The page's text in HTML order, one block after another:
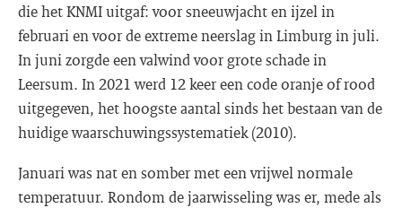
die het KNMI uitgaf: voor sneeuwjacht en ijzel in
februari en voor de extreme neerslag in Limburg in juli.
In juni zorgde een valwind voor grote schade in
Leersum. In 2021 werd 12 keer een code oranje of rood
uitgegeven, het hoogste aantal sinds het bestaan van de
huidige waarschuwingssystematiek (2010).
Januari was nat en somber met een vrijwel normale
temperatuur. Rondom de jaarwisseling was er, mede als